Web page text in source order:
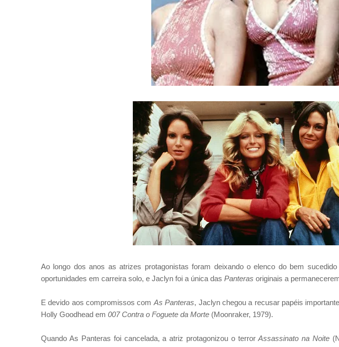
Ao longo dos anos as atrizes protagonistas foram deixando o elenco do bem
oportunidades em carreira solo, e Jaclyn foi a única das Panteras originais a
E devido aos compromissos com As Panteras, Jaclyn chegou a recusar papéis
Holly Goodhead em 007 Contra o Foguete da Morte (Moonraker, 1979).
Quando As Panteras foi cancelada, a atriz protagonizou o terror Assassinato na Noite